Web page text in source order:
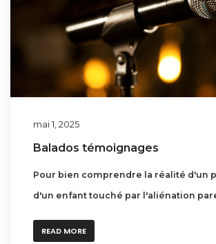
mai 1, 2025
Balados témoignages
Pour bien comprendre la réalité d'un
d'un enfant touché par l'aliénation
READ MORE